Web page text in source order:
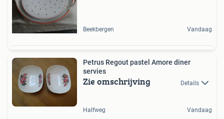
Beekbergen Vandaag
Petrus Regout pastel Amore diner
servies
Zie omschrijving Details
Halfweg Vandaag